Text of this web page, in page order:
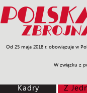
Od 25 maja 2018 r. obowiązuje w
W związku z
Armia Poligon
Kadry Z